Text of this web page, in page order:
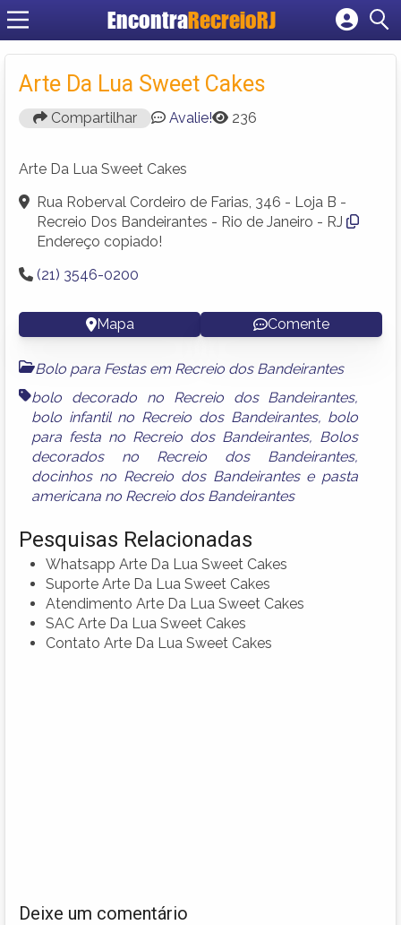
EncontraRecreioRJ
Cadastrar empresa
Criar conta
Arte Da Lua Sweet Cakes
Compartilhar Avalie! 236
Arte Da Lua Sweet Cakes
Rua Roberval Cordeiro de Farias, 346 - Loja B -
Recreio Dos Bandeirantes - Rio de Janeiro - RJ
Endereço copiado!
(21) 3546-0200
Mapa Comente
Bolo para Festas em Recreio dos Bandeirantes
bolo decorado no Recreio dos Bandeirantes,
bolo infantil no Recreio dos Bandeirantes, bolo
para festa no Recreio dos Bandeirantes, Bolos
decorados no Recreio dos Bandeirantes,
docinhos no Recreio dos Bandeirantese pasta
americana no Recreio dos Bandeirantes
Pesquisas Relacionadas
Whatsapp Arte Da Lua Sweet Cakes
Suporte Arte Da Lua Sweet Cakes
Atendimento Arte Da Lua Sweet Cakes
SAC Arte Da Lua Sweet Cakes
Contato Arte Da Lua Sweet Cakes
Deixe um comentário